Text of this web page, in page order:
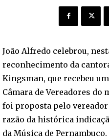
João Alfredo celebrou,
reconhecimento da
Kingsman, que recebeu
Câmara de Vereadores
foi proposta pelo
razão da histórica
da Música de Pernambuco.